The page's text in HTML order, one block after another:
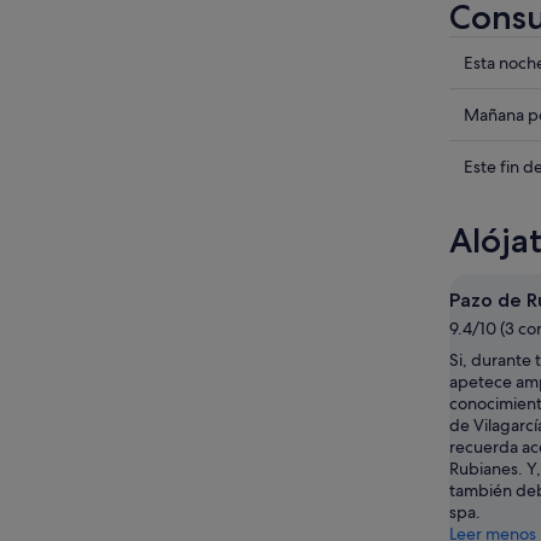
precios
para
noche,
7
ago
-
8
ago
Esta
precios
de
Arousa
para
mañana
por
la
noche,
8
ago
-
9
ago
Mañana
en
de
Arousa
este
fin
de
semana,
7
ago
-
Este fin
Pazo de
9.4/10 (3
Si, durante
apetece
de
recuerda
Rubianes.
también
spa.
Leer menos